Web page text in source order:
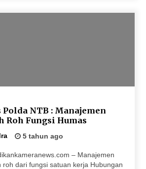
Polda NTB : Manajemen
Roh Fungsi Humas
5 tahun ago
– Manajemen
roh dari fungsi satuan kerja Hubungan